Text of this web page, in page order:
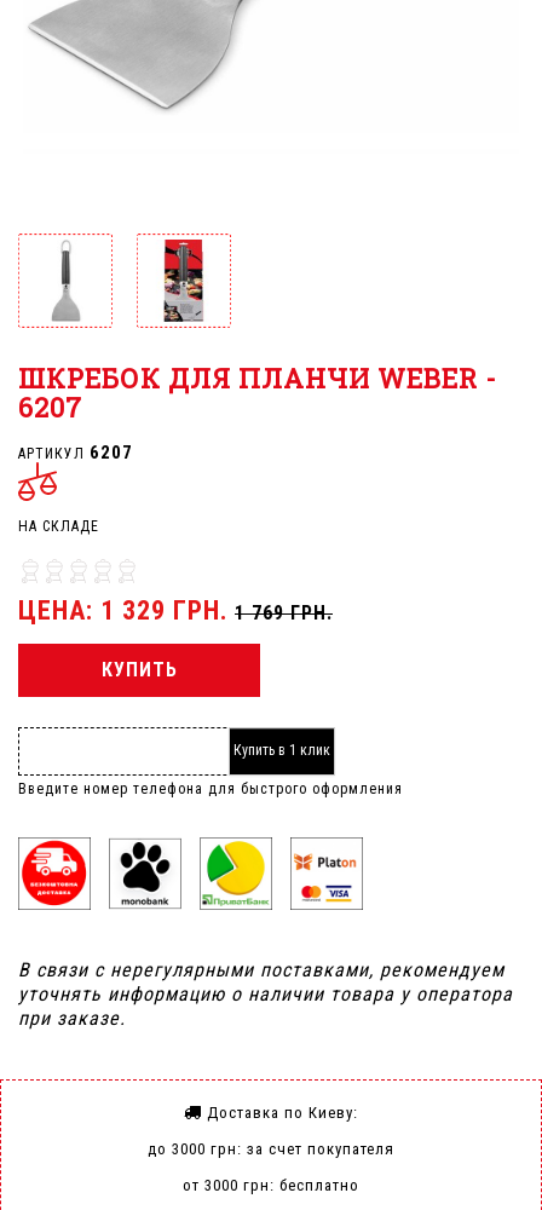
ШКРЕБОК ДЛЯ ПЛАНЧИ WEBER -
6207
АРТИКУЛ 6207
НА СКЛАДЕ
ЦЕНА: 1 329 ГРН. 1 769 ГРН.
КУПИТЬ
Купить в 1 клик
Введите номер телефона для быстрого оформления
В связи с нерегулярными поставками, рекомендуем
уточнять информацию о наличии товара у оператора
при заказе.
Доставка по Киеву:
до 3000 грн: за счет покупателя
от 3000 грн: бесплатно